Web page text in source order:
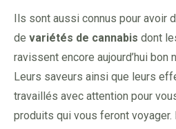
Ils sont aussi connus pour avoir
de variétés de cannabis dont
ravissent encore aujourd’hui bon
Leurs saveurs ainsi que leurs
travaillés avec attention pour
produits qui vous feront voyager.